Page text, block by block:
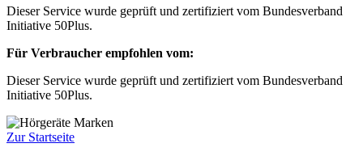
Dieser Service wurde geprüft und zertifiziert vom Bundesverband
Initiative 50Plus.
Für Verbraucher empfohlen vom:
Dieser Service wurde geprüft und zertifiziert vom Bundesverband
Initiative 50Plus.
Zur Startseite